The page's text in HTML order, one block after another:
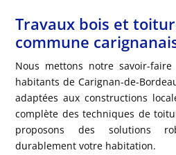
Travaux bois et
commune
Nous mettons notre savoir-
habitants de Carignan-de-
adaptées aux constructions
complète des techniques de
proposons des solutions
durablement votre habitation.